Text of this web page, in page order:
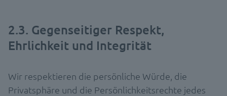
2.3. Gegenseitiger Respekt,
Ehrlichkeit und Integrität
Wir respektieren die persönliche Würde, die
Privatsphäre und die Persönlichkeitsrechte jedes